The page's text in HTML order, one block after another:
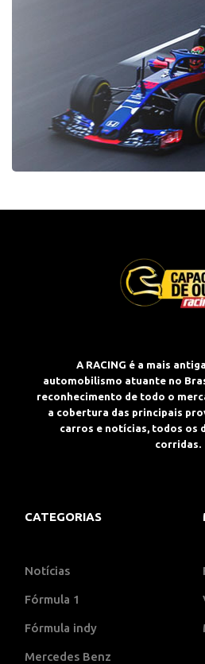
A RACING é a mais
automobilismo atuante no
reconhecimento de todo o
a cobertura das principais
carros e notícias, todos os
corridas.
CATEGORIAS
Notícias
Fórmula 1
Fórmula indy
Mercedes Benz